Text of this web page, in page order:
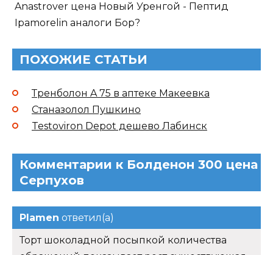
Anastrover цена Новый Уренгой - Пептид
Ipamorelin аналоги Бор?
ПОХОЖИЕ СТАТЬИ
Тренболон A 75 в аптеке Макеевка
Станазолол Пушкино
Testoviron Depot дешево Лабинск
Комментарии к Болденон 300 цена
Серпухов
Plamen ответил(а)
Торт шоколадной посыпкой количества